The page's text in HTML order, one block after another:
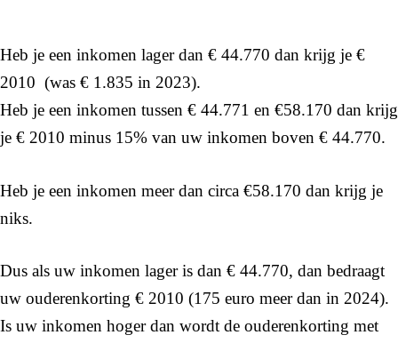
Heb je een inkomen lager dan € 44.770 dan krijg je €
2010 (was € 1.835 in 2023).
Heb je een inkomen tussen € 44.771 en €58.170 dan krijg
je € 2010 minus 15% van uw inkomen boven € 44.770.
Heb je een inkomen meer dan circa €58.170 dan krijg je
niks.
Dus als uw inkomen lager is dan € 44.770, dan bedraagt
uw ouderenkorting € 2010 (175 euro meer dan in 2024).
Is uw inkomen hoger dan wordt de ouderenkorting met